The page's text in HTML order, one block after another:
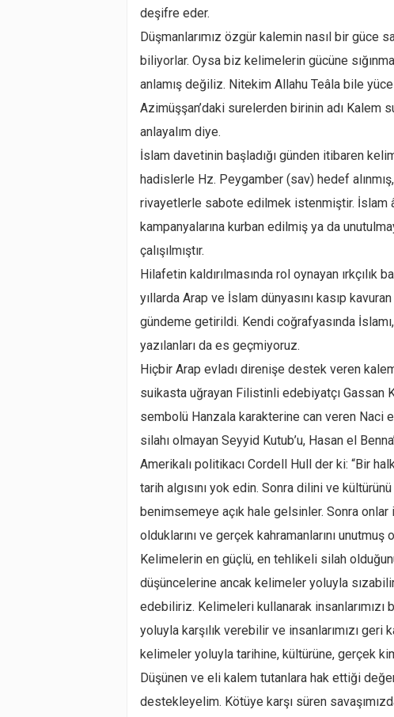
deşifre eder.
Düşmanlarımız özgür kalemin nasıl bir
biliyorlar. Oysa biz kelimelerin gücüne
anlamış değiliz. Nitekim Allahu Teâla bile
Azimüşşan’daki surelerden birinin adı Kalem
anlayalım diye.
İslam davetinin başladığı günden itibaren
hadislerle Hz. Peygamber (sav) hedef
rivayetlerle sabote edilmek istenmiştir. İslam
kampanyalarına kurban edilmiş ya da
çalışılmıştır.
Hilafetin kaldırılmasında rol oynayan ırkçılık
yıllarda Arap ve İslam dünyasını kasıp
gündeme getirildi. Kendi coğrafyasında
yazılanları da es geçmiyoruz.
Hiçbir Arap evladı direnişe destek veren
suikasta uğrayan Filistinli edebiyatçı Gassan
sembolü Hanzala karakterine can veren Naci
silahı olmayan Seyyid Kutub’u, Hasan el
Amerikalı politikacı Cordell Hull der ki: “Bir
tarih algısını yok edin. Sonra dilini ve
benimsemeye açık hale gelsinler. Sonra
olduklarını ve gerçek kahramanlarını unutmuş
Kelimelerin en güçlü, en tehlikeli silah
düşüncelerine ancak kelimeler yoluyla
edebiliriz. Kelimeleri kullanarak insanlarımızı
yoluyla karşılık verebilir ve insanlarımızı geri
kelimeler yoluyla tarihine, kültürüne, gerçek
Düşünen ve eli kalem tutanlara hak ettiği
destekleyelim. Kötüye karşı süren